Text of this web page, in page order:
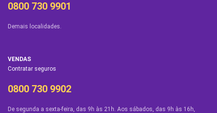
0800 730 9901
Demais localidades.
VENDAS
Contratar seguros
0800 730 9902
De segunda a sexta-feira, das 9h às 21h. Aos sábados, das 9h às 16h,